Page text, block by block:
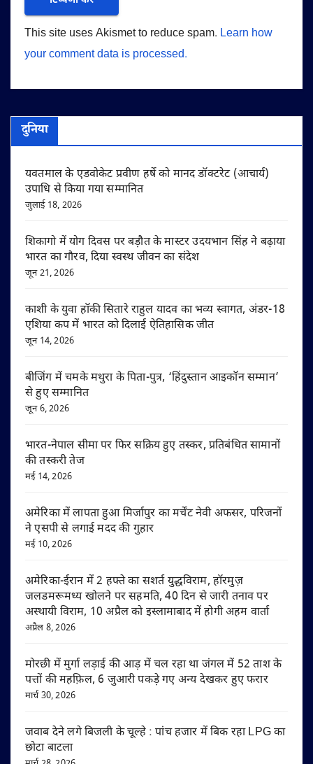
This site uses Akismet to reduce spam. Learn how
your comment data is processed.
दुनिया
यवतमाल के एडवोकेट प्रवीण हर्षे को मानद डॉक्टरेट (आचार्य)
उपाधि से किया गया सम्मानित
जुलाई 18, 2026
शिकागो में योग दिवस पर बड़ौत के मास्टर उदयभान सिंह ने बढ़ाया
भारत का गौरव, दिया स्वस्थ जीवन का संदेश
जून 21, 2026
काशी के युवा हॉकी सितारे राहुल यादव का भव्य स्वागत, अंडर-18
एशिया कप में भारत को दिलाई ऐतिहासिक जीत
जून 14, 2026
बीजिंग में चमके मथुरा के पिता-पुत्र, ‘हिंदुस्तान आइकॉन सम्मान’
से हुए सम्मानित
जून 6, 2026
भारत-नेपाल सीमा पर फिर सक्रिय हुए तस्कर, प्रतिबंधित सामानों
की तस्करी तेज
मई 14, 2026
अमेरिका में लापता हुआ मिर्जापुर का मर्चेंट नेवी अफसर, परिजनों
ने एसपी से लगाई मदद की गुहार
मई 10, 2026
अमेरिका-ईरान में 2 हफ्ते का सशर्त युद्धविराम, हॉरमुज़
जलडमरूमध्य खोलने पर सहमति, 40 दिन से जारी तनाव पर
अस्थायी विराम, 10 अप्रैल को इस्लामाबाद में होगी अहम वार्ता
अप्रैल 8, 2026
मोरछी में मुर्गा लड़ाई की आड़ में चल रहा था जंगल में 52 ताश के
पत्तों की महफ़िल, 6 जुआरी पकड़े गए अन्य देखकर हुए फरार
मार्च 30, 2026
जवाब देने लगे बिजली के चूल्हे : पांच हजार में बिक रहा LPG का
छोटा बाटला